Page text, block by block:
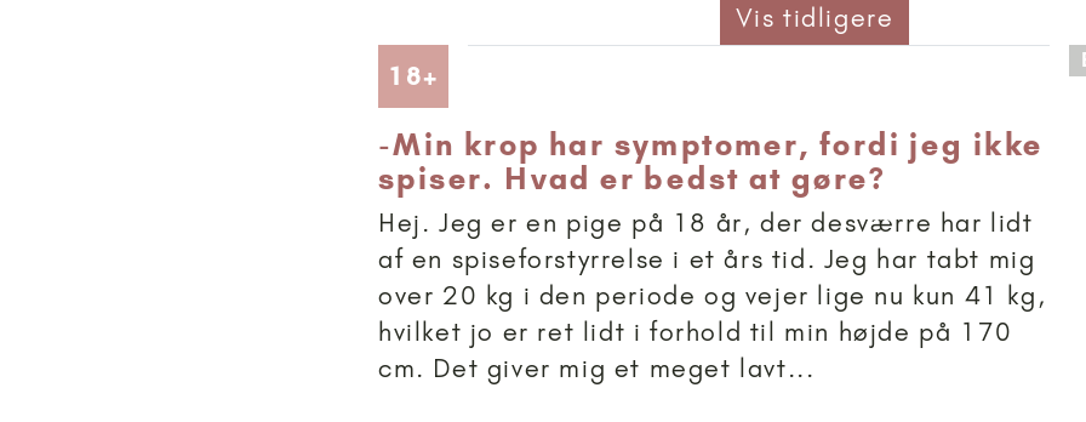
Vis tidligere
18+
-Min krop har symptomer, fordi jeg ikke
spiser. Hvad er bedst at gøre?
Hej. Jeg er en pige på 18 år, der desværre har lidt
af en spiseforstyrrelse i et års tid. Jeg har tabt mig
over 20 kg i den periode og vejer lige nu kun 41 kg,
hvilket jo er ret lidt i forhold til min højde på 170
cm. Det giver mig et meget lavt...